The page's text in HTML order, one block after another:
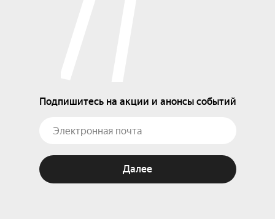
Подпишитесь на акции и анонсы событий
Далее